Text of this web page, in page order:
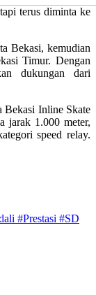
terus diminta ke
Bekasi, kemudian
Timur. Dengan
dukungan dari
Bekasi Inline Skate
jarak 1.000 meter,
speed relay.
#Prestasi #SD